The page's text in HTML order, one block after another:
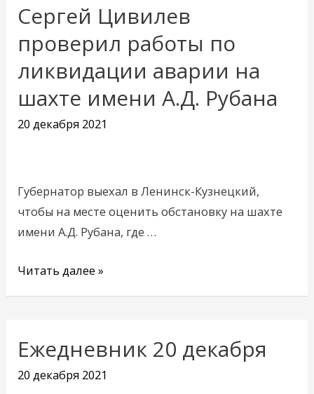
Сергей Цивилев
проверил работы по
ликвидации аварии на
шахте имени А.Д. Рубана
20 декабря 2021
Губернатор выехал в Ленинск-Кузнецкий,
чтобы на месте оценить обстановку на шахте
имени А.Д. Рубана, где …
Сергей
Цивилев
проверил
работы
по
аварии
имени
А.Д.
Рубана
Читать далее »
Ежедневник 20 декабря
20 декабря 2021
Ежедневник
декабря